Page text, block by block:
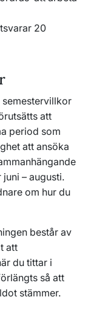
20
semestervillkor
att
period som
att ansöka
– augusti.
om hur du
består av
att
du tittar i
så att
stämmer.